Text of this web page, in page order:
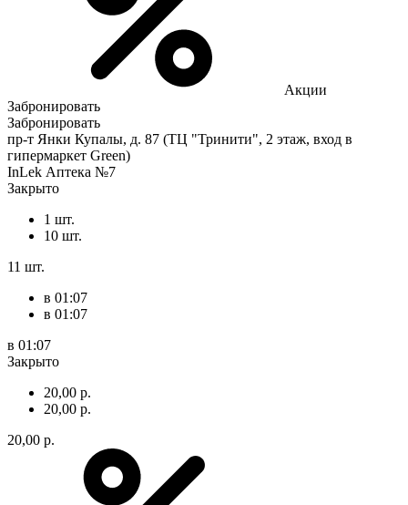
Акции
Забронировать
Забронировать
пр-т Янки Купалы, д. 87 (ТЦ "Тринити", 2 этаж, вход в
гипермаркет Green)
InLek Аптека №7
Закрыто
1 шт.
10 шт.
11 шт.
в 01:07
в 01:07
в 01:07
Закрыто
20,00 р.
20,00 р.
20,00 р.